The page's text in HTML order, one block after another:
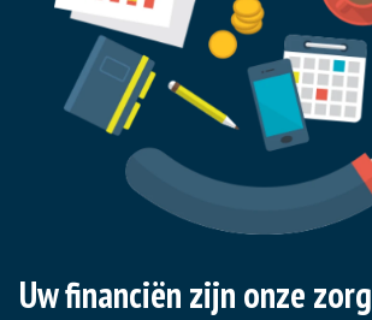
Uw financiën zijn onze zorg